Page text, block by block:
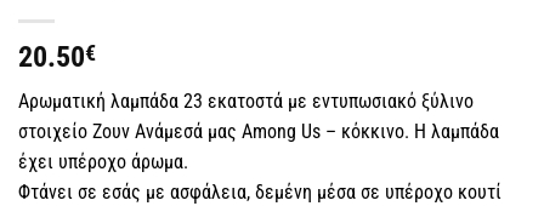
20.50€
Αρωματική λαμπάδα 23 εκατοστά με εντυπωσιακό ξύλινο
στοιχείο Ζουν Ανάμεσά μας Among Us – κόκκινο. Η λαμπάδα
έχει υπέροχο άρωμα.
Φτάνει σε εσάς με ασφάλεια, δεμένη μέσα σε υπέροχο κουτί